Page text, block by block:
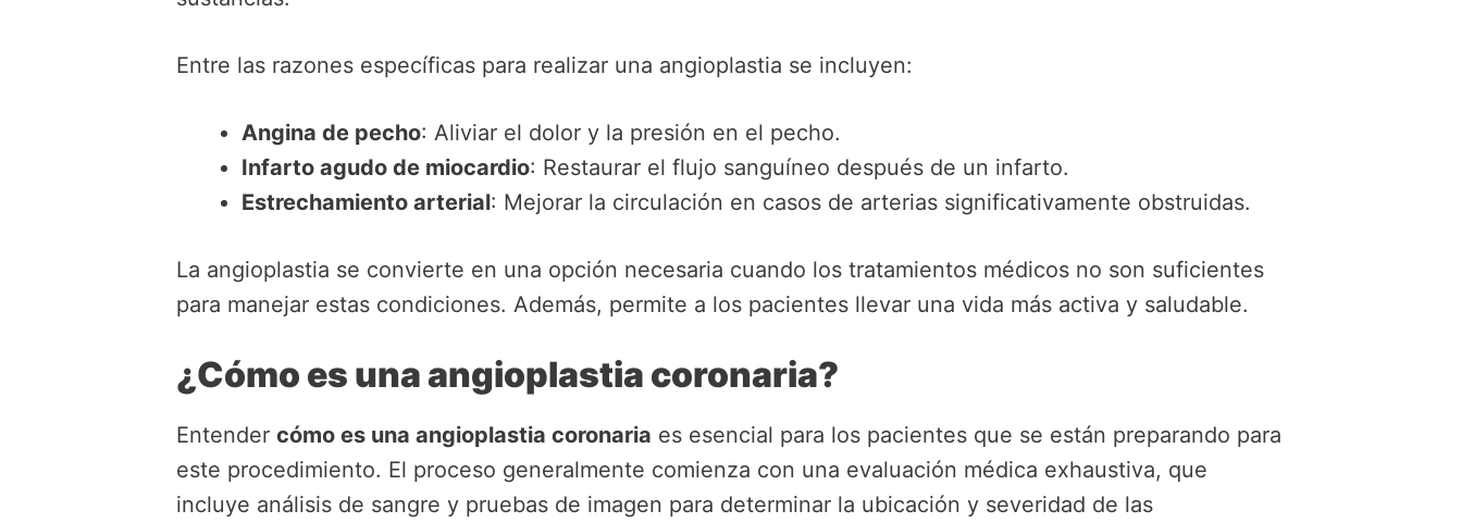
Entre las razones específicas para realizar una angioplastia se incluyen:
Angina de pecho: Aliviar el dolor y la presión en el pecho.
Infarto agudo de miocardio: Restaurar el flujo sanguíneo después de un infarto.
Estrechamiento arterial: Mejorar la circulación en casos de arterias significativamente obstruidas.
La angioplastia se convierte en una opción necesaria cuando los tratamientos médicos no son suficientes
para manejar estas condiciones. Además, permite a los pacientes llevar una vida más activa y saludable.
¿Cómo es una angioplastia coronaria?
Entender cómo es una angioplastia coronaria es esencial para los pacientes que se están preparando para
este procedimiento. El proceso generalmente comienza con una evaluación médica exhaustiva, que
incluye análisis de sangre y pruebas de imagen para determinar la ubicación y severidad de las